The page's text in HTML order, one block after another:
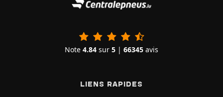
Note 4.84 sur 5 | 66345 avis
LIENS RAPIDES